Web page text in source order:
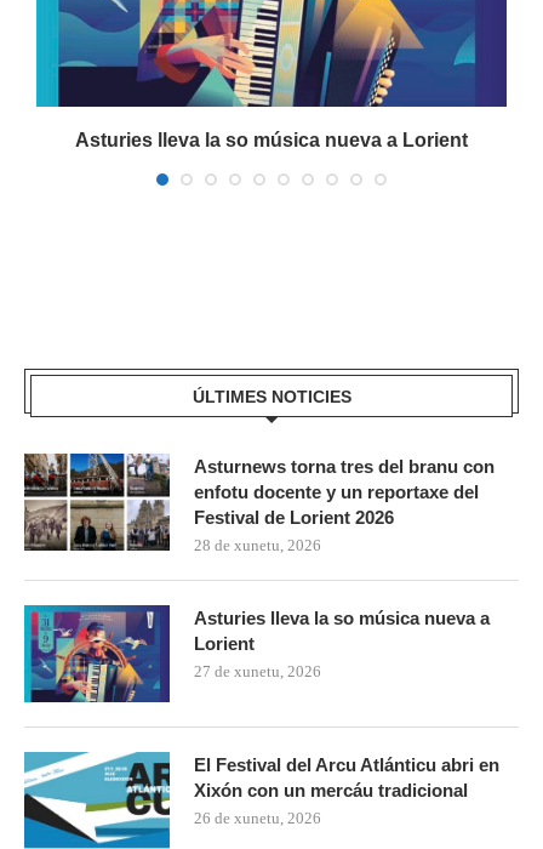
Asturies lleva la so música nueva a Lorient
ÚLTIMES NOTICIES
Asturnews torna tres del branu con
enfotu docente y un reportaxe del
Festival de Lorient 2026
28 de xunetu, 2026
Asturies lleva la so música nueva a
Lorient
27 de xunetu, 2026
El Festival del Arcu Atlánticu abri en
Xixón con un mercáu tradicional
26 de xunetu, 2026